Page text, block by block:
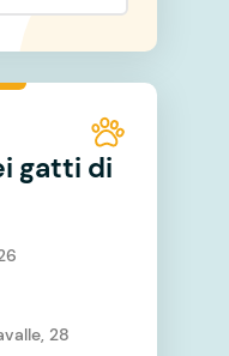
gatti di
28